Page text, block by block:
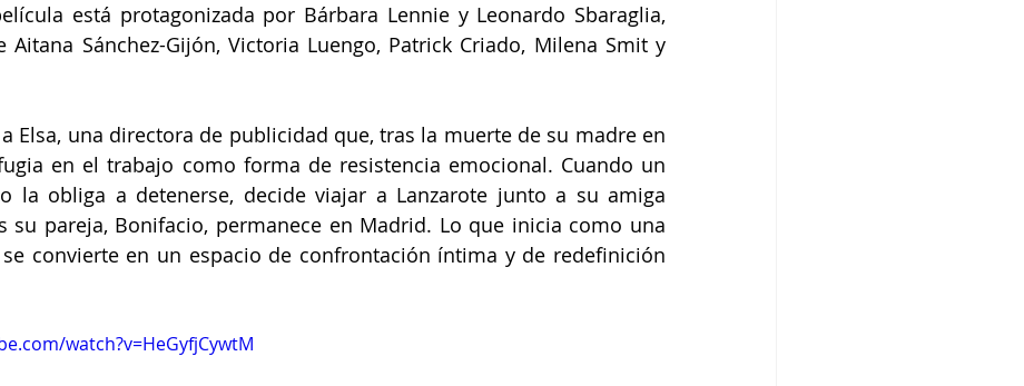
está protagonizada por Bárbara Lennie y Leonardo Sbaraglia,
Aitana Sánchez-Gijón, Victoria Luengo, Patrick Criado, Milena Smit y
Elsa, una directora de publicidad que, tras la muerte de su madre en
en el trabajo como forma de resistencia emocional. Cuando un
la obliga a detenerse, decide viajar a Lanzarote junto a su amiga
su pareja, Bonifacio, permanece en Madrid. Lo que inicia como una
se convierte en un espacio de confrontación íntima y de redefinición
watch?v=HeGyfjCywtM